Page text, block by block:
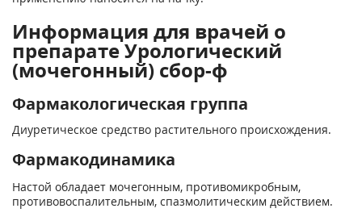
Информация для врачей о
препарате Урологический
(мочегонный) сбор-ф
Фармакологическая группа
Диуретическое средство растительного происхождения.
Фармакодинамика
Настой обладает мочегонным, противомикробным,
противовоспалительным, спазмолитическим действием.